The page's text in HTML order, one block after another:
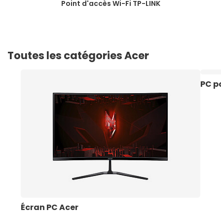
Point d'accès Wi-Fi TP-LINK
Toutes les catégories Acer
Écran PC Acer
PC